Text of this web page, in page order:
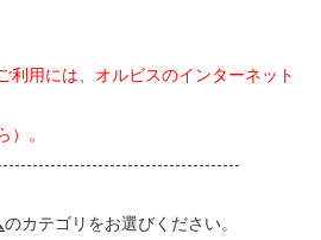
利用には、オルビスのインターネット
）。
のカテゴリをお選びください。